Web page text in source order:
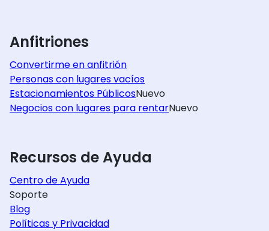
Anfitriones
Convertirme en anfitrión
Personas con lugares vacíos
Estacionamientos PúblicosNuevo
Negocios con lugares para rentarNuevo
Recursos de Ayuda
Centro de Ayuda
Soporte
Blog
Políticas y Privacidad